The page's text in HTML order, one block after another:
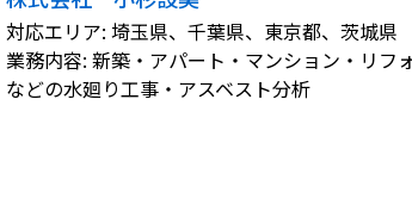
対応エリア: 埼玉県、千葉県、東京都、茨城県
業務内容: 新築・アパート・マンション・リフ
などの水廻り工事・アスベスト分析